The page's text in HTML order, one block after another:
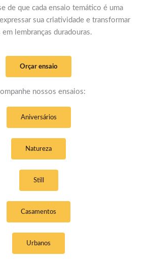
de que cada ensaio temático é uma
sua criatividade e transformar
lembranças duradouras.
Orçar ensaio
nossos ensaios:
Aniversários
Natureza
Still
Casamentos
Urbanos